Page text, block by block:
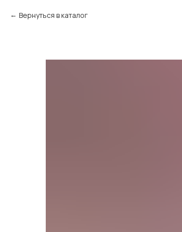
Вернуться в каталог